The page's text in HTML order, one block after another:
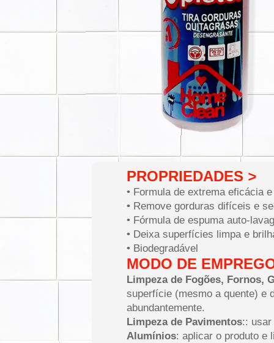
PROPRIEDADES >
• Formula de extrema eficácia
• Remove gorduras difíceis e
• Fórmula de espuma auto-
• Deixa superfícies limpa e
• Biodegradável
MODO DE
Limpeza de Fogões, Fornos,
superfície (mesmo a quente) e
abundantemente.
Limpeza de Pavimentos:: usar
Alumínios: aplicar o produto e